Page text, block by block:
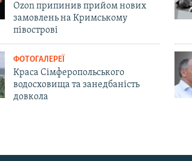
Ozon припинив прийом нових
замовлень на Кримському
півострові
ФОТОГАЛЕРЕЇ
Краса Сімферопольського
водосховища та занедбаність
довкола